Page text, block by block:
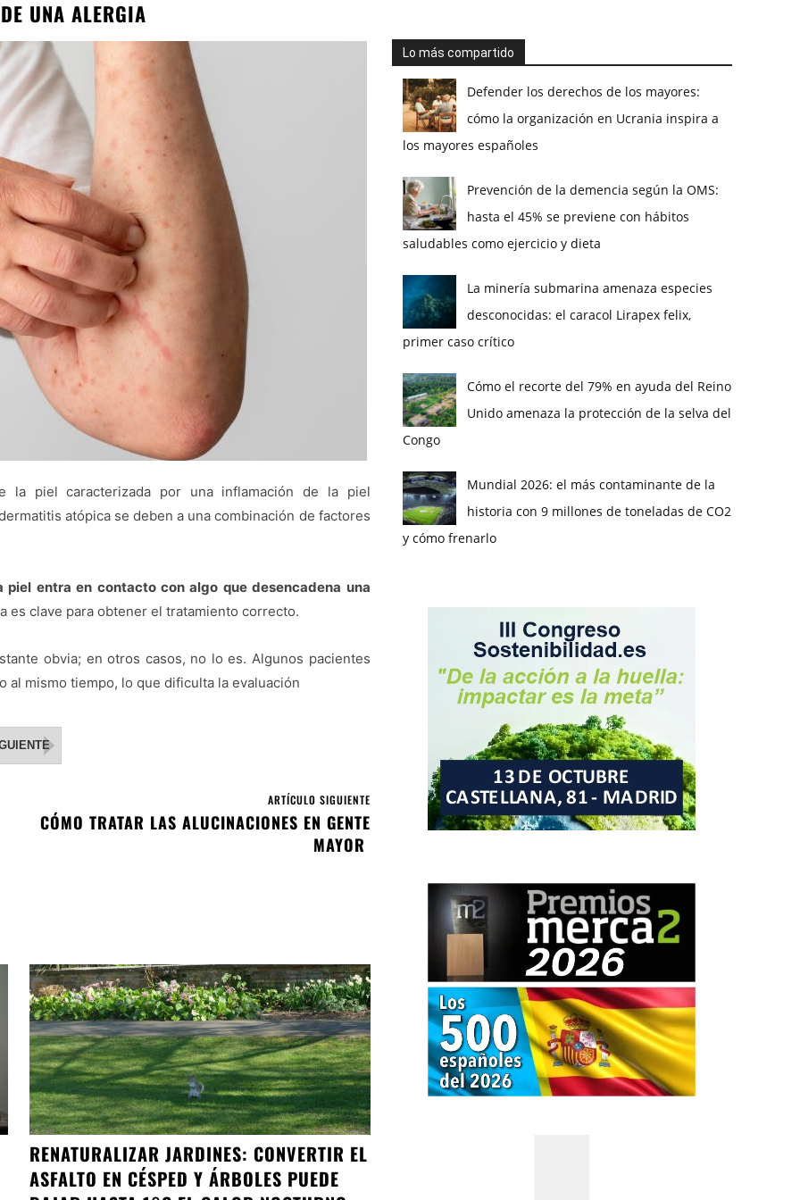
UNA ALERGIA
la piel caracterizada por una inflamación de la piel
atópica se deben a una combinación de factores
entra en contacto con algo que desencadena una
es clave para obtener el tratamiento correcto.
obvia; en otros casos, no lo es. Algunos pacientes
mismo tiempo, lo que dificulta la evaluación
ARTÍCULO SIGUIENTE
CÓMO TRATAR LAS ALUCINACIONES EN GENTE
MAYOR
RENATURALIZAR JARDINES: CONVERTIR EL
ASFALTO EN CÉSPED Y ÁRBOLES PUEDE
Lo más compartido
Defender los derechos de los mayores:
cómo la organización en Ucrania inspira a
los mayores españoles
Prevención de la demencia según la OMS:
hasta el 45% se previene con hábitos
saludables como ejercicio y dieta
La minería submarina amenaza especies
desconocidas: el caracol Lirapex felix,
primer caso crítico
Cómo el recorte del 79% en ayuda del Reino
Unido amenaza la protección de la selva del
Congo
Mundial 2026: el más contaminante de la
historia con 9 millones de toneladas de CO2
y cómo frenarlo